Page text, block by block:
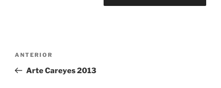
entradas
Entrada
anterior:
ANTERIOR
Arte Careyes 2013